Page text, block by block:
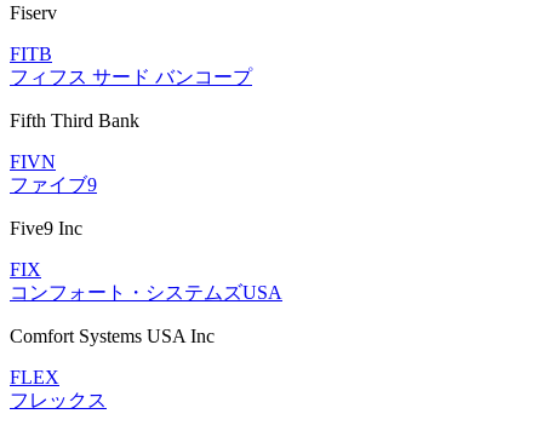
Fiserv
FITB
フィフス サード バンコープ
Fifth Third Bank
FIVN
ファイブ9
Five9 Inc
FIX
コンフォート・システムズUSA
Comfort Systems USA Inc
FLEX
フレックス